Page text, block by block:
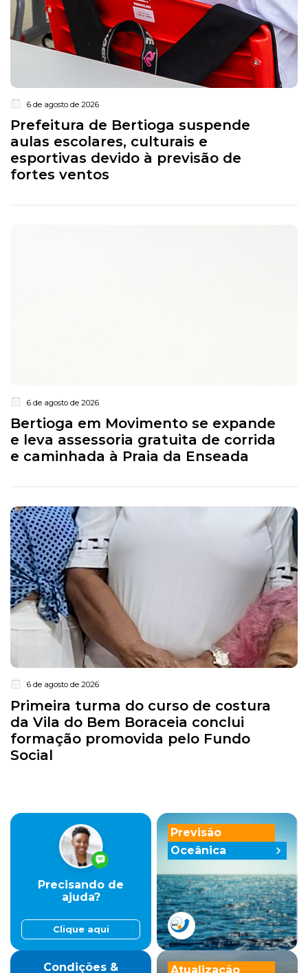
6 de agosto de 2026
Prefeitura de Bertioga suspende
aulas escolares, culturais e
esportivas devido à previsão de
fortes ventos
6 de agosto de 2026
Bertioga em Movimento se expande
e leva assessoria gratuita de corrida
e caminhada à Praia da Enseada
6 de agosto de 2026
Primeira turma do curso de costura
da Vila do Bem Boraceia conclui
formação promovida pelo Fundo
Social
Previsão
Oceânica
Precisando de
ajuda?
Clique aqui
Condições &
Atualização